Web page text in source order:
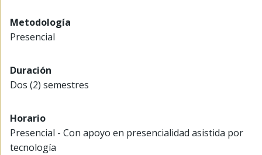
Metodología
Presencial
Duración
Dos (2) semestres
Horario
Presencial - Con apoyo en presencialidad asistida por
tecnología